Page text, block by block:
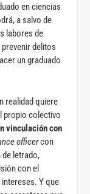
en ciencias
a salvo de
labores de
delitos
un graduado
realidad quiere
propio colectivo
vinculación con
officercon
letrado,
con el
Y que